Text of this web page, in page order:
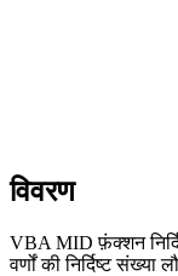
विवरण
VBA MID फ़ंक्शन
वर्णों की निर्दिष्ट संख्या